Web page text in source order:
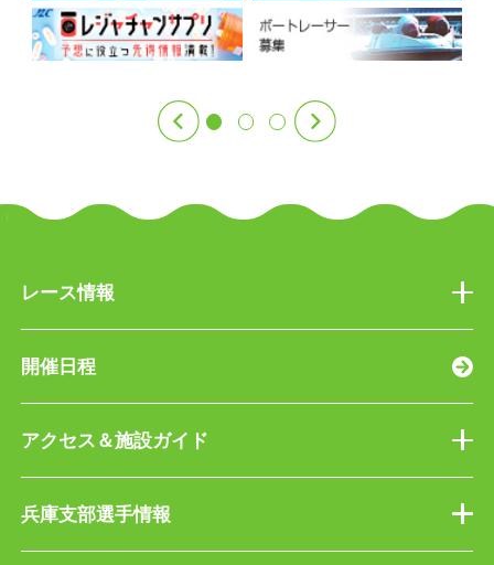
レース情報
開催日程
アクセス＆施設ガイド
兵庫支部選手情報